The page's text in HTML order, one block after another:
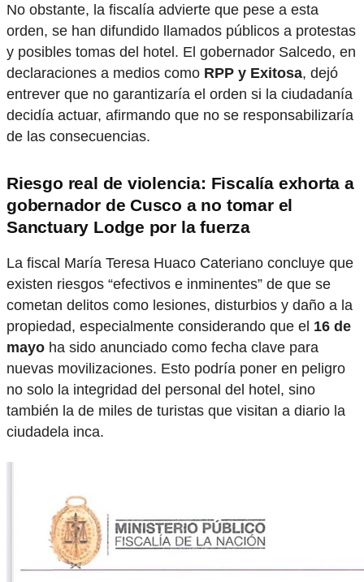
No obstante, la fiscalía advierte que pese a esta
orden, se han difundido llamados públicos a protestas
y posibles tomas del hotel. El gobernador Salcedo, en
declaraciones a medios como RPP y Exitosa, dejó
entrever que no garantizaría el orden si la ciudadanía
decidía actuar, afirmando que no se responsabilizaría
de las consecuencias.
Riesgo real de violencia: Fiscalía exhorta a
gobernador de Cusco a no tomar el
Sanctuary Lodge por la fuerza
La fiscal María Teresa Huaco Cateriano concluye que
existen riesgos “efectivos e inminentes” de que se
cometan delitos como lesiones, disturbios y daño a la
propiedad, especialmente considerando que el 16 de
mayo ha sido anunciado como fecha clave para
nuevas movilizaciones. Esto podría poner en peligro
no solo la integridad del personal del hotel, sino
también la de miles de turistas que visitan a diario la
ciudadela inca.